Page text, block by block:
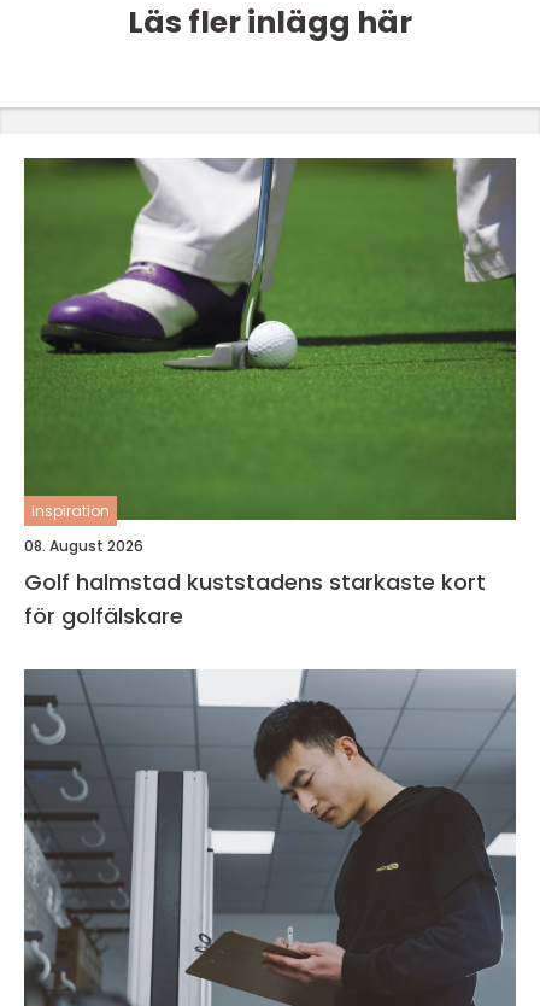
Läs fler inlägg här
inspiration
08. August 2026
Golf halmstad kuststadens starkaste kort
för golfälskare